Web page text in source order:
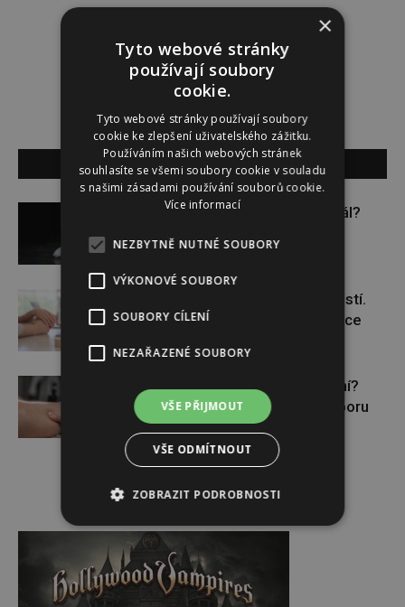
Lucie Šáleová
SOUVISEJÍCÍ ČLÁNKY
Budou se vraždit malé děti dál?
Těhotenství není samozřejmostí.
Pomáhá asistovaná reprodukce
Lymfatický systém v ohrožení?
Využijte moderní nutriční podporu
×
Tyto webové stránky
používají soubory
cookie.
Tyto webové stránky používají soubory
cookie ke zlepšení uživatelského zážitku.
Používáním našich webových stránek
souhlasíte se všemi soubory cookie v souladu
s našimi zásadami používání souborů cookie.
Více informací
NEZBYTNĚ NUTNÉ SOUBORY
VÝKONOVÉ SOUBORY
SOUBORY CÍLENÍ
NEZAŘAZENÉ SOUBORY
VŠE PŘIJMOUT
VŠE ODMÍTNOUT
ZOBRAZIT PODROBNOSTI